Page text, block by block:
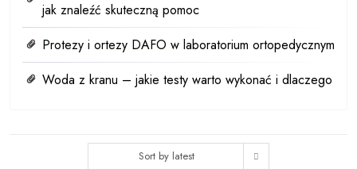
Sort by latest
jak znaleźć skuteczną pomoc
Protezy i ortezy DAFO w laboratorium ortopedycznym
Woda z kranu – jakie testy warto wykonać i dlaczego